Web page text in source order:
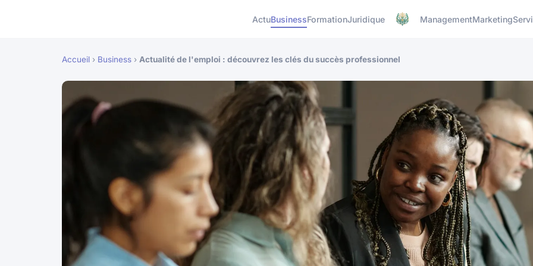
ActuBusinessFormationJuridique ManagementMarketing
Accueil › Business › Actualité de l'emploi : découvrez les clés du succès professionnel